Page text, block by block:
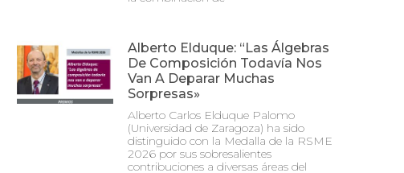
Alberto Elduque: “Las Álgebras
De Composición Todavía Nos
Van A Deparar Muchas
Sorpresas»
Alberto Carlos Elduque Palomo
(Universidad de Zaragoza) ha sido
distinguido con la Medalla de la RSME
2026 por sus sobresalientes
contribuciones a diversas áreas del